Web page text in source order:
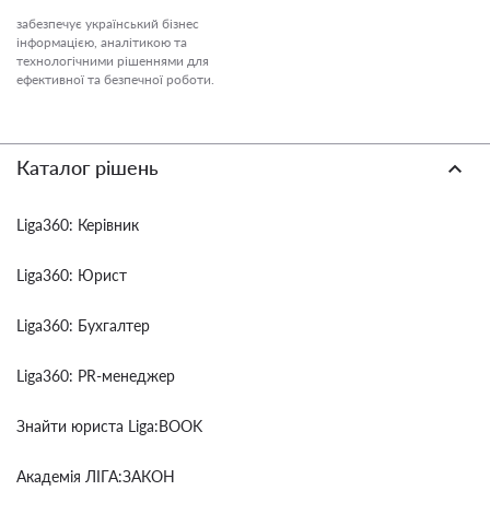
забезпечує український бізнес
інформацією, аналітикою та
технологічними рішеннями для
ефективної та безпечної роботи.
Каталог рішень
Liga360: Керівник
Liga360: Юрист
Liga360: Бухгалтер
Liga360: PR-менеджер
Знайти юриста Liga:BOOK
Академія ЛІГА:ЗАКОН